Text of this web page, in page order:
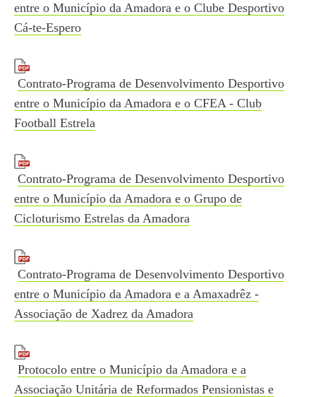
entre o Município da Amadora e o Clube Desportivo
Cá-te-Espero
Contrato-Programa de Desenvolvimento Desportivo
entre o Município da Amadora e o CFEA - Club
Football Estrela
Contrato-Programa de Desenvolvimento Desportivo
entre o Município da Amadora e o Grupo de
Cicloturismo Estrelas da Amadora
Contrato-Programa de Desenvolvimento Desportivo
entre o Município da Amadora e a Amaxadrêz -
Associação de Xadrez da Amadora
Protocolo entre o Município da Amadora e a
Associação Unitária de Reformados Pensionistas e